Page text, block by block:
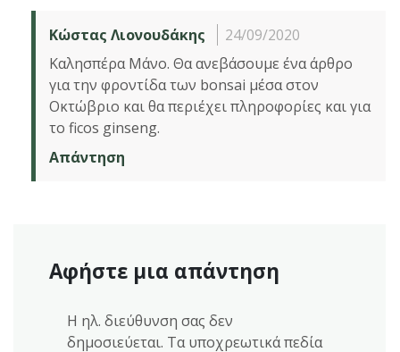
Κώστας Λιονουδάκης
24/09/2020
Καλησπέρα Μάνο. Θα ανεβάσουμε ένα άρθρο
για την φροντίδα των bonsai μέσα στον
Οκτώβριο και θα περιέχει πληροφορίες και για
το ficos ginseng.
Απάντηση
Αφήστε μια απάντηση
Η ηλ. διεύθυνση σας δεν
δημοσιεύεται. Τα υποχρεωτικά πεδία